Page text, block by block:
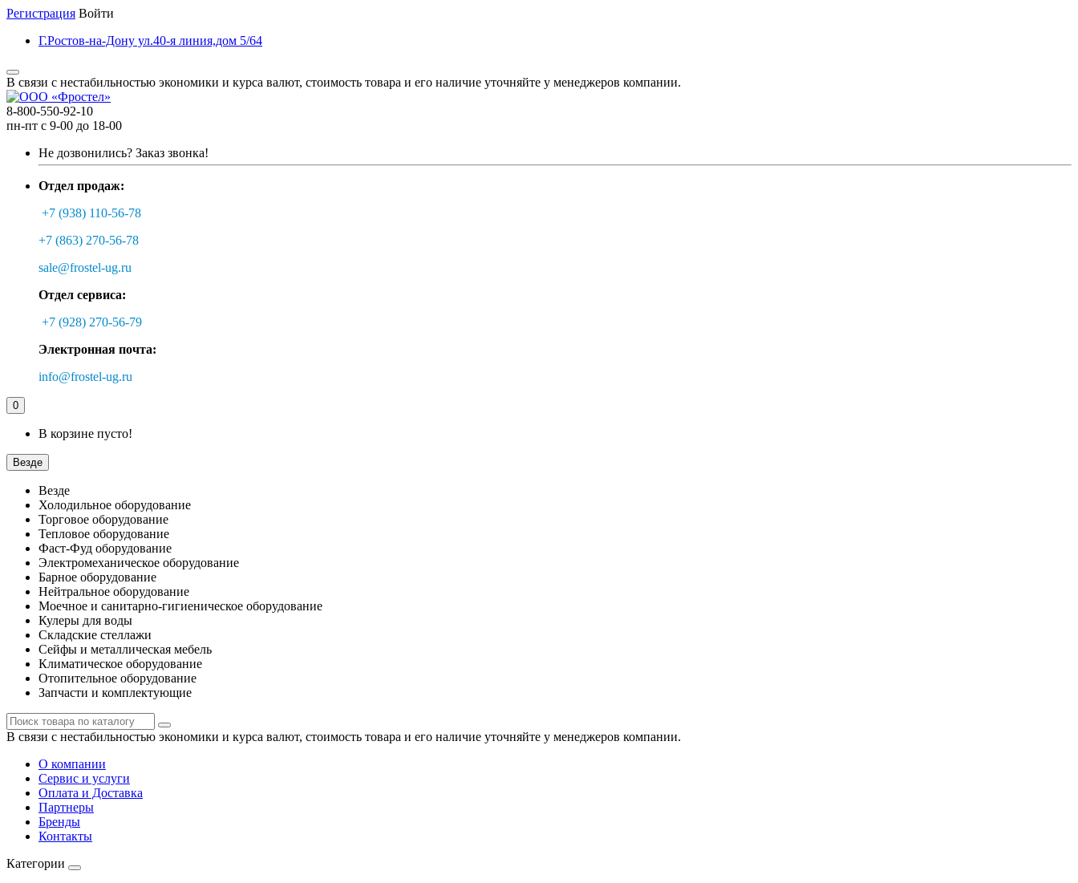
Регистрация Войти
Г.Ростов-на-Дону ул.40-я линия,дом 5/64
В связи с нестабильностью экономики и курса валют, стоимость товара и его наличие уточняйте у менеджеров компании.
8-800-550-92-10
пн-пт с 9-00 до 18-00
Не дозвонились? Заказ звонка!
Отдел продаж:
+7 (938) 110-56-78
+7 (863) 270-56-78
sale@frostel-ug.ru
Отдел сервиса:
+7 (928) 270-56-79
Электронная почта:
info@frostel-ug.ru
0
В корзине пусто!
Везде
Везде
Холодильное оборудование
Торговое оборудование
Тепловое оборудование
Фаст-Фуд оборудование
Электромеханическое оборудование
Барное оборудование
Нейтральное оборудование
Моечное и санитарно-гигиеническое оборудование
Кулеры для воды
Складские стеллажи
Сейфы и металлическая мебель
Климатическое оборудование
Отопительное оборудование
Запчасти и комплектующие
В связи с нестабильностью экономики и курса валют, стоимость товара и его наличие уточняйте у менеджеров компании.
О компании
Сервис и услуги
Оплата и Доставка
Партнеры
Бренды
Контакты
Категории